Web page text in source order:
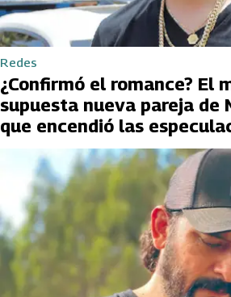
Redes
¿Confirmó el romance? El
supuesta nueva pareja de
que encendió las